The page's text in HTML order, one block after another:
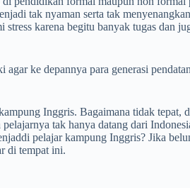
tak nyaman serta tak
karena begitu banyak tugas dan
ke depannya para generasi
Inggris. Bagaimana tidak tepat,
tak hanya datang dari
pelajar kampung Inggris? Jika
di tempat ini.